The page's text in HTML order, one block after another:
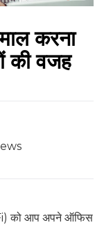
करना
की वजह
को आप अपने ऑफिस